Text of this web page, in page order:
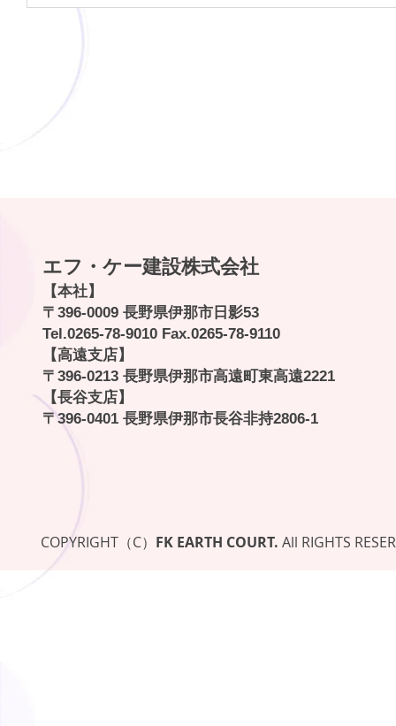
エフ・ケー建設株式会社
【本社】
〒396-0009 長野県伊那市日影53
Tel.0265-78-9010 Fax.0265-78-9110
【高遠支店】
〒396-0213 長野県伊那市高遠町東高遠2221
【長谷支店】
〒396-0401 長野県伊那市長谷非持2806-1
COPYRIGHT（C） FK EARTH COURT. All RIGHTS